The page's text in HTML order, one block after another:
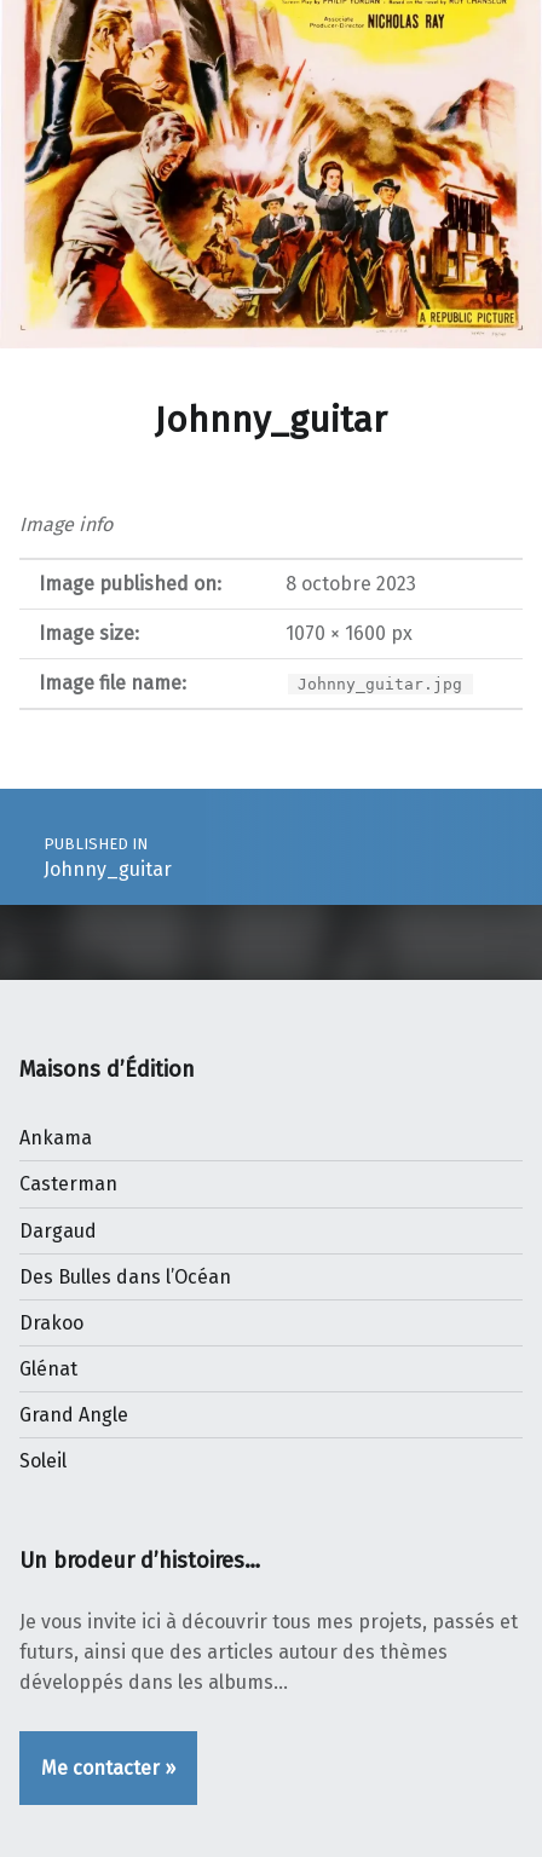
Johnny_guitar
Image info
Image published on: 8 octobre 2023
Image size: 1070 × 1600 px
Image file name: Johnny_guitar.jpg
Post navigation
PUBLISHED IN
Johnny_guitar
Maisons d’Édition
Ankama
Casterman
Dargaud
Des Bulles dans l’Océan
Drakoo
Glénat
Grand Angle
Soleil
Un brodeur d’histoires…
Je vous invite ici à découvrir tous mes projets, passés et
futurs, ainsi que des articles autour des thèmes
développés dans les albums…
Me contacter »